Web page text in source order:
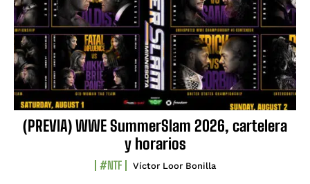
(PREVIA) WWE SummerSlam 2026, cartelera
y horarios
#NTF Víctor Loor Bonilla